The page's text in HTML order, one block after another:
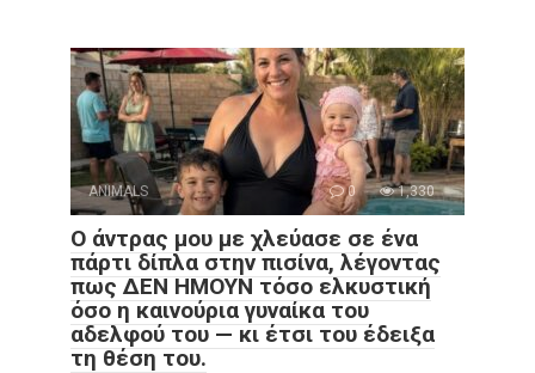
ANIMALS 0 1,330
Ο άντρας μου με χλεύασε σε ένα
πάρτι δίπλα στην πισίνα, λέγοντας
πως ΔΕΝ ΗΜΟΥΝ τόσο ελκυστική
όσο η καινούρια γυναίκα του
αδελφού του — κι έτσι του έδειξα
τη θέση του.